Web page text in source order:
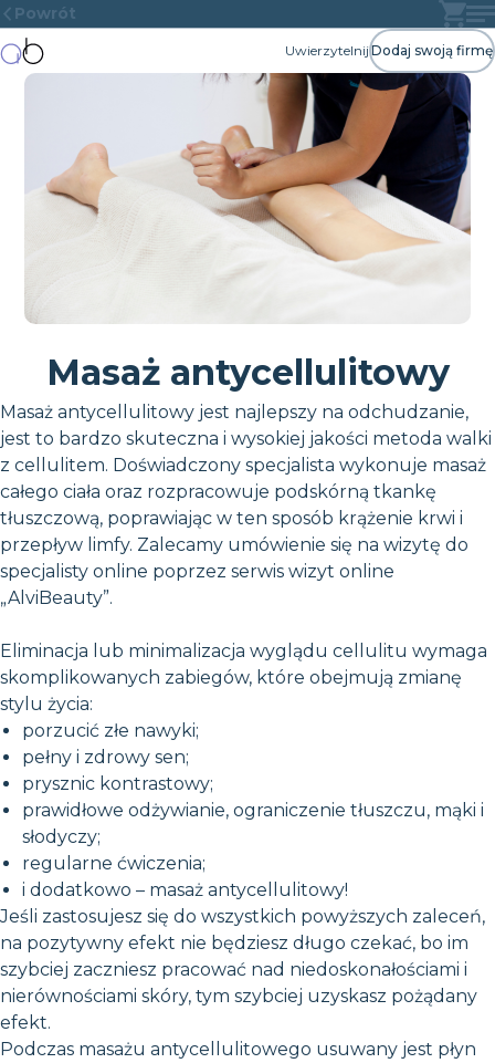
Powrót
UwierzytelnijDodaj swoją firmę
Masaż antycellulitowy
Masaż antycellulitowy jest najlepszy na odchudzanie,
jest to bardzo skuteczna i wysokiej jakości metoda walki
z cellulitem. Doświadczony specjalista wykonuje masaż
całego ciała oraz rozpracowuje podskórną tkankę
tłuszczową, poprawiając w ten sposób krążenie krwi i
przepływ limfy. Zalecamy umówienie się na wizytę do
specjalisty online poprzez serwis wizyt online
„AlviBeauty”.
Eliminacja lub minimalizacja wyglądu cellulitu wymaga
skomplikowanych zabiegów, które obejmują zmianę
stylu życia:
porzucić złe nawyki;
pełny i zdrowy sen;
prysznic kontrastowy;
prawidłowe odżywianie, ograniczenie tłuszczu, mąki i
słodyczy;
regularne ćwiczenia;
i dodatkowo – masaż antycellulitowy!
Jeśli zastosujesz się do wszystkich powyższych zaleceń,
na pozytywny efekt nie będziesz długo czekać, bo im
szybciej zaczniesz pracować nad niedoskonałościami i
nierównościami skóry, tym szybciej uzyskasz pożądany
efekt.
Podczas masażu antycellulitowego usuwany jest płyn